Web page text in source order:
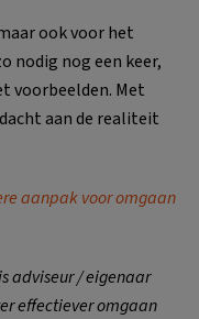
ook voor het
nodig nog een keer,
voorbeelden. Met
aan de realiteit
aanpak voor omgaan
adviseur / eigenaar
effectiever omgaan